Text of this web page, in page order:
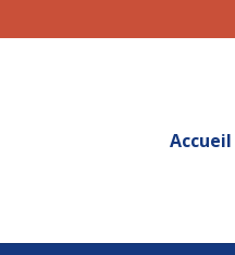
Accueil